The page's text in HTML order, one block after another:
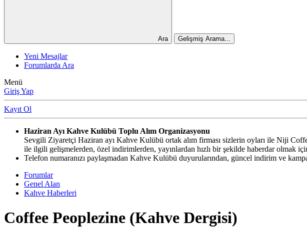
Ara Gelişmiş Arama...
Yeni Mesajlar
Forumlarda Ara
Menü
Giriş Yap
Kayıt Ol
Haziran Ayı Kahve Kulübü Toplu Alım Organizasyonu
Sevgili Ziyaretçi Haziran ayı Kahve Kulübü ortak alım firması sizlerin oyları ile Niji
ile ilgili gelişmelerden, özel indirimlerden, yayınlardan hızlı bir şekilde haberdar olmak
Telefon numaranızı paylaşmadan Kahve Kulübü duyurularından, güncel indirim ve
Forumlar
Genel Alan
Kahve Haberleri
Coffee Peoplezine (Kahve Dergisi)